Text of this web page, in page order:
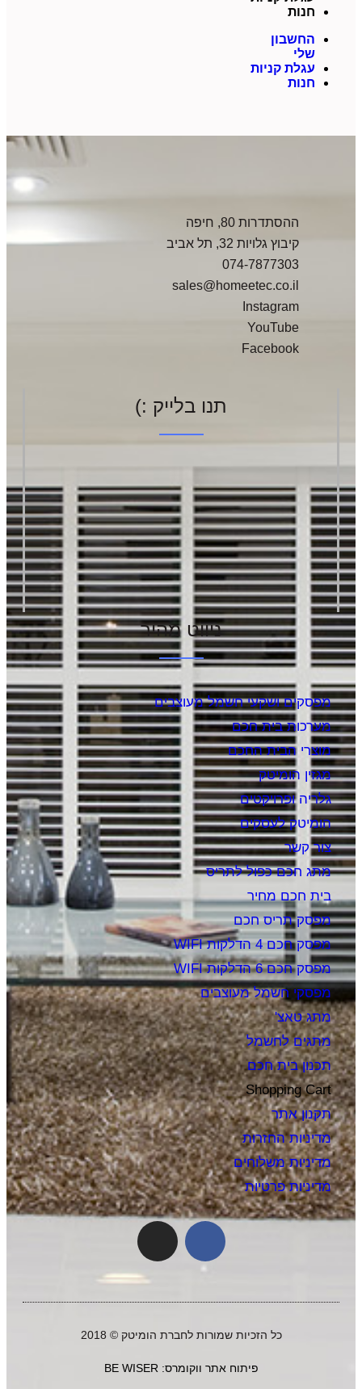
חנות
החשבון
שלי
עגלת קניות
חנות
ההסתדרות 80, חיפה
קיבוץ גלויות 32, תל אביב
074-7877303
sales@homeetec.co.il
Instagram
YouTube
Facebook
תנו בלייק :)
ניווט מהיר
מפסקים ושקעי חשמל מעוצבים
מערכות בית חכם
מוצרי הבית החכם
מגזין הומיטק
גלריה ופרויקטים
הומיטק לעסקים
צור קשר
מתג חכם כפול לתריס
בית חכם מחיר
מפסק תריס חכם
מפסק חכם 4 הדלקות WIFI
מפסק חכם 6 הדלקות WIFI
מפסקי חשמל מעוצבים
מתג טאצ'
מתגים לחשמל
תכנון בית חכם
Shopping Cart
תקנון אתר
מדיניות החזרות
מדיניות משלוחים
מדיניות פרטיות
כל הזכיות שמורות לחברת הומיטק © 2018
פיתוח אתר ווקומרס: BE WISER